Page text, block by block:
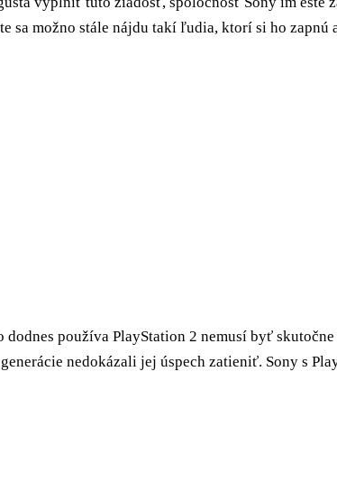
sa možno stále nájdu takí ľudia, ktorí si ho
používa PlayStation 2 nemusí byť
nedokázali jej úspech zatieniť. Sony s